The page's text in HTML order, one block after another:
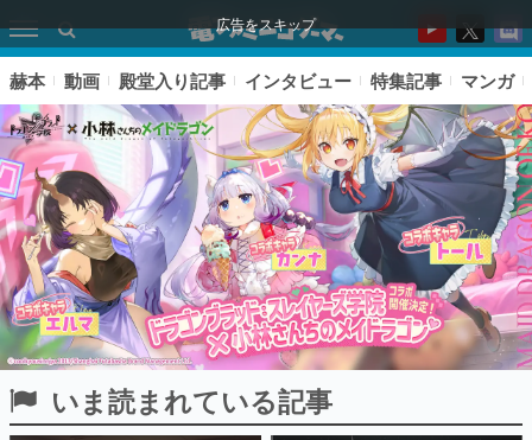
広告をスキップ
ピックアップ
赫本 動画 殿堂入り記事 インタビュー 特集記事 マンガ
いま読まれている記事